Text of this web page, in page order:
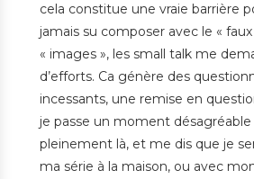
cela constitue une vraie barrière
jamais su composer avec le «
« images », les small talk me
d’efforts. Ca génère des
incessants, une remise en
je passe un moment désagréable
pleinement là, et me dis que je
ma série à la maison, ou avec